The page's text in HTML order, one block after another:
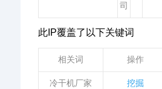
司
此IP覆盖了以下关键词
相关词 操作
冷干机厂家 挖掘